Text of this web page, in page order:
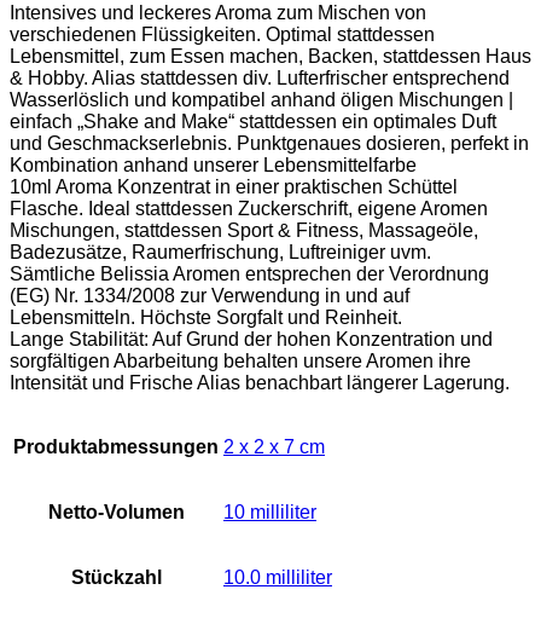
Intensives und leckeres Aroma zum Mischen von
verschiedenen Flüssigkeiten. Optimal stattdessen
Lebensmittel, zum Essen machen, Backen, stattdessen Haus
& Hobby. Alias stattdessen div. Lufterfrischer entsprechend
Wasserlöslich und kompatibel anhand öligen Mischungen |
einfach „Shake and Make“ stattdessen ein optimales Duft
und Geschmackserlebnis. Punktgenaues dosieren, perfekt in
Kombination anhand unserer Lebensmittelfarbe
10ml Aroma Konzentrat in einer praktischen Schüttel
Flasche. Ideal stattdessen Zuckerschrift, eigene Aromen
Mischungen, stattdessen Sport & Fitness, Massageöle,
Badezusätze, Raumerfrischung, Luftreiniger uvm.
Sämtliche Belissia Aromen entsprechen der Verordnung
(EG) Nr. 1334/2008 zur Verwendung in und auf
Lebensmitteln. Höchste Sorgfalt und Reinheit.
Lange Stabilität: Auf Grund der hohen Konzentration und
sorgfältigen Abarbeitung behalten unsere Aromen ihre
Intensität und Frische Alias benachbart längerer Lagerung.
Produktabmessungen ‎2 x 2 x 7 cm
Netto-Volumen ‎10 milliliter
Stückzahl ‎10.0 milliliter